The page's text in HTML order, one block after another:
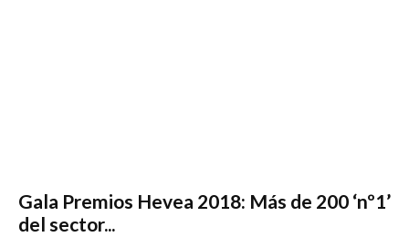
Gala Premios Hevea 2018: Más de 200 ‘nº1’
del sector...